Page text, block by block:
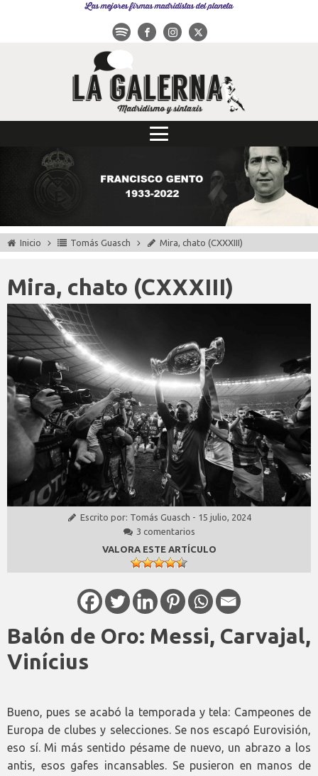
Las mejores firmas madridistas del planeta
Inicio Tomás Guasch Mira, chato (CXXXIII)
Mira, chato (CXXXIII)
Escrito por: Tomás Guasch - 15 julio, 2024
3 comentarios
VALORA ESTE ARTÍCULO
Balón de Oro: Messi, Carvajal,
Vinícius
Bueno, pues se acabó la temporada y tela: Campeones de
Europa de clubes y selecciones. Se nos escapó Eurovisión,
eso sí. Mi más sentido pésame de nuevo, un abrazo a los
antis, esos gafes incansables. Se pusieron en manos de